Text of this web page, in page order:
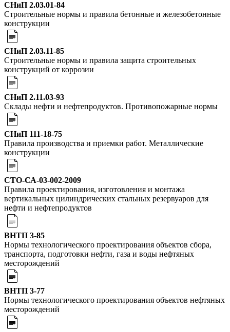
СНиП 2.03.01-84
Строительные нормы и правила бетонные и железобетонные
конструкции
СНиП 2.03.11-85
Строительные нормы и правила защита строительных
конструкций от коррозии
СНиП 2.11.03-93
Склады нефти и нефтепродуктов. Противопожарные нормы
СНиП 111-18-75
Правила производства и приемки работ. Металлические
конструкции
СТО-СА-03-002-2009
Правила проектирования, изготовления и монтажа
вертикальных цилиндрических стальных резервуаров для
нефти и нефтепродуктов
ВНТП 3-85
Нормы технологического проектирования объектов сбора,
транспорта, подготовки нефти, газа и воды нефтяных
месторождений
ВНТП 3-77
Нормы технологического проектирования объектов нефтяных
месторождений